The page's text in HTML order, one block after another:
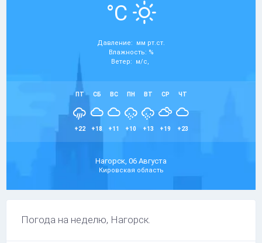
°C
Давление: мм рт.ст.
Влажность: %
Ветер: м/с,
ПТ
+22
СБ
+18
ВС
+11
ПН
+10
ВТ
+13
СР
+19
ЧТ
+23
Нагорск, 06 Августа
Кировская область
Погода на неделю, Нагорск.